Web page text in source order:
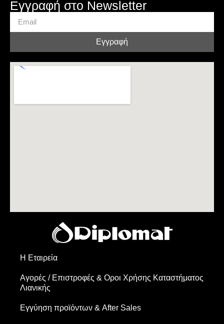
Η Εταιρεία
Αγορές / Επιστροφές & Oροι Xρήσης Kαταστήματος
Λιανικής
Εγγύηση προϊόντων & After Sales
Εγγραφή στο Newsletter
Εγγραφή